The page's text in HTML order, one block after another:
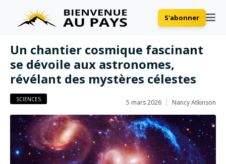
S'abonner
Un chantier cosmique fascinant
se dévoile aux astronomes,
révélant des mystères célestes
SCIENCES 5 mars 2026 Nancy Atkinson